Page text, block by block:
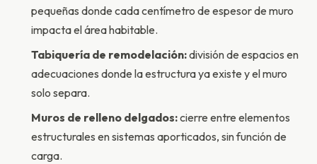
pequeñas donde cada centímetro de espesor de muro
impacta el área habitable.
Tabiquería de remodelación:división de espacios en
adecuaciones donde la estructura ya existe y el muro
solo separa.
Muros de relleno delgados:cierre entre elementos
estructurales en sistemas aporticados, sin función de
carga.